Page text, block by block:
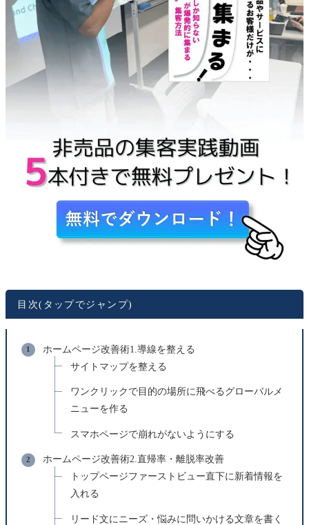
目次(タップでジャンプ)
ホームページ改善術1.導線を整える
サイトマップを整える
ワンクリックで目的の場所に飛べるグローバルメ
ニューを作る
スマホページで崩れがないようにする
ホームページ改善術2.直帰率・離脱率改善
トップページファーストビュー直下に新着情報を
入れる
リード文にニーズ・悩みに問いかける文章を書く